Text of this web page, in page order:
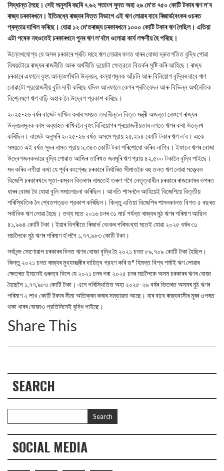
সিদ্ধান্ত লৈছে। সেই অনুসৰি বছৰি ৭.৬২ শতাংশ সুদত অহা ২৬ মে'ত ৭৫০ কোটি টকাৰ ঋণ ল'ব
ৰাজ্য চৰকাৰখনে। ইতিমধ্যে ৰাজ্যৰ বিত্ত বিভাগে এই ঋণ লোৱাৰ বাবে ৰিজাৰ্ভবেংকৰ ওচৰত
প্ৰস্তাৱ দাখিল কৰিছে। যোৱা ১২ মে'তৰাজ্য চৰকাৰখনে ১০০০ কোটি টকাৰ ঋণ লৈছিল। এতিয়া
এটা পষেক নহওতেই চৰকাৰখনে পুনৰ ঋণ ল'বলৈ ওলোৱা কাৰ্য লক্ষণীয় হৈ পৰিছে।
উল্লেখযোগ্য যে অসম চৰকাৰে প্ৰতি মাহে ঋণ লোৱাৰ ফলত ধাৰৰ বোজা দ্রুতগতিত বৃদ্ধি পোৱা
বিষয়টোৱে ৰাজ্যৰ ৰাজনীতি আৰু অৰ্থনীতি দুয়োটা ক্ষেত্রতে বিতৰ্কৰ সৃষ্টি কৰি আহিছে। ৰাজ্য
চৰকাৰে এফালে বৃহৎ আন্তঃগাঁথনি উন্নয়ন, কল্যাণমূলক আঁচনি আৰু বিনিয়োগ বৃদ্ধিৰ বাবে ঋণ
লোৱাটো প্রয়োজনীয় বুলি দাবী কৰিছে যদিও আনফালে কেগৰ প্ৰতিবেদন আৰু বিভিন্ন অর্থনৈতিক
বিশ্লেষণে ঋণ বাঢ়ি অহাক লৈ উদ্বেগ প্রকাশ কৰিছে।
২০২৫-২৬ বৰ্ষৰ বাজেট দাখিল কৰাৰ সময়ত তদানীন্তন বিত্ত মন্ত্ৰী অজন্তা নেওগে ৰাজ্যৰ
উন্নয়নমূলক কাম অব্যাহত ৰাখিবলৈ বৃহৎ বিনিয়োগৰ প্ৰয়োজনীয়তাৰ লগতে ঋণৰ কথা উল্লেখ
কৰিছিল। বাজেট অনুসৰি ২০২৫-২৬ বর্ষত অসমে প্রায় ২৫,২৯৪ কোটি টকাৰ ঋণ ল'ব। একে
সময়তে এই বৰ্ষত সুদৰ নামত প্রায় ৯,৩৪৩ কোটি টকা পৰিশোধো কৰিব লাগিব। ইফালে ঋণৰ বোজা
উদ্বেগজনকভাৱে বৃদ্ধি পোৱাত আজিৰ তাৰিখত জনমূৰি ঋণ প্রায় ৪২,৫০০ টকালৈ বৃদ্ধি পাইছে।
মন কৰিব লগীয়া কথা যে পূৰ্বৰ কংগ্ৰেছ চৰকাৰে নিৰ্ধাৰিত সীমাতকৈ বহু তলত ঋণ লোৱা সত্ত্বেও
বিজেপি চৰকাৰখনে সূতা-কম্বল বিতৰণৰ নামতেই তৰুণ গগৈ নেতৃত্বাধীন চৰকাৰে ৰাজকোষৰ ওপৰত
ধাৰৰ বোজা থৈ যোৱা বুলি সমালোচনা কৰিছিল। আনতি শাসনলৈ আহিয়েই বিজেপিয়ে বিত্তীয়
পৰিস্থিতিক লৈ শ্বেতপত্রও প্রকাশ কৰিছিল। কিন্তু এতিয়া বিজেপিৰ শাসনকালত বিগত ৫ বছৰত
সৰ্বাধিক ঋণ লোৱা হৈছে। তথ্য মতে ২০১৬ চনৰ ৩১ মার্চ পর্যন্ত ৰাজ্যৰ মুঠ ঋণৰ পৰিমাণ আছিল
৪১,৯৬৪ কোটি টকা। ইয়াৰ বিপৰীতে ৰিজাৰ্ভ বেংকৰ পৰিসংখ্যা মতেই যোৱা ২০২৫ বৰ্ষৰ ৩১
মাৰ্চলৈকে মুঠ ঋণৰ পৰিমাণ হ'লগৈ ১,৭৭,৯৮৩ কোটি টকা।
সৰ্বানন্দ সোণোৱাল চৰকাৰৰ দিনত ঋণৰ বোজা বৃদ্ধি হৈ ২০২১ চনত ৮৯,৭০৯ কোটি টকা হৈছিল।
কিন্তু ২০২১ চনত ৰাজ্যৰ মুখ্যমন্ত্ৰীৰ দায়িত্ব গ্রহণ কৰি ড° হিমন্ত বিশ্ব শৰ্মাই ঋণ লোৱাৰ
ক্ষেত্ৰত ইমানেই গুৰুত্ব দিলে যে ২০২১ চনৰ পৰা ২০২৫ চনৰ মাৰ্চলৈকে অসম চৰকাৰৰ ঋণৰ বোজা
হৈছেগৈ ১,৭৭,৯৮৩ কোটি টকা। এনে পৰিস্থিতিত অহা ২০২৫-২৬ বৰ্ষৰ ভিতৰত অসমৰ মুঠ ঋণৰ
পৰিমাণ ২ লাখ কোটি টকাৰ সীমা অতিক্ৰম কৰাৰ সম্ভাৱনা আছে। যাৰ বাবে ৰাজ্যবাসীৰ মূৰৰ ওপৰত
থকা ধাৰৰ বোজাও প্রতিদিনেই বৃদ্ধি পাইছে।
Share This
SEARCH
SOCIAL MEDIA